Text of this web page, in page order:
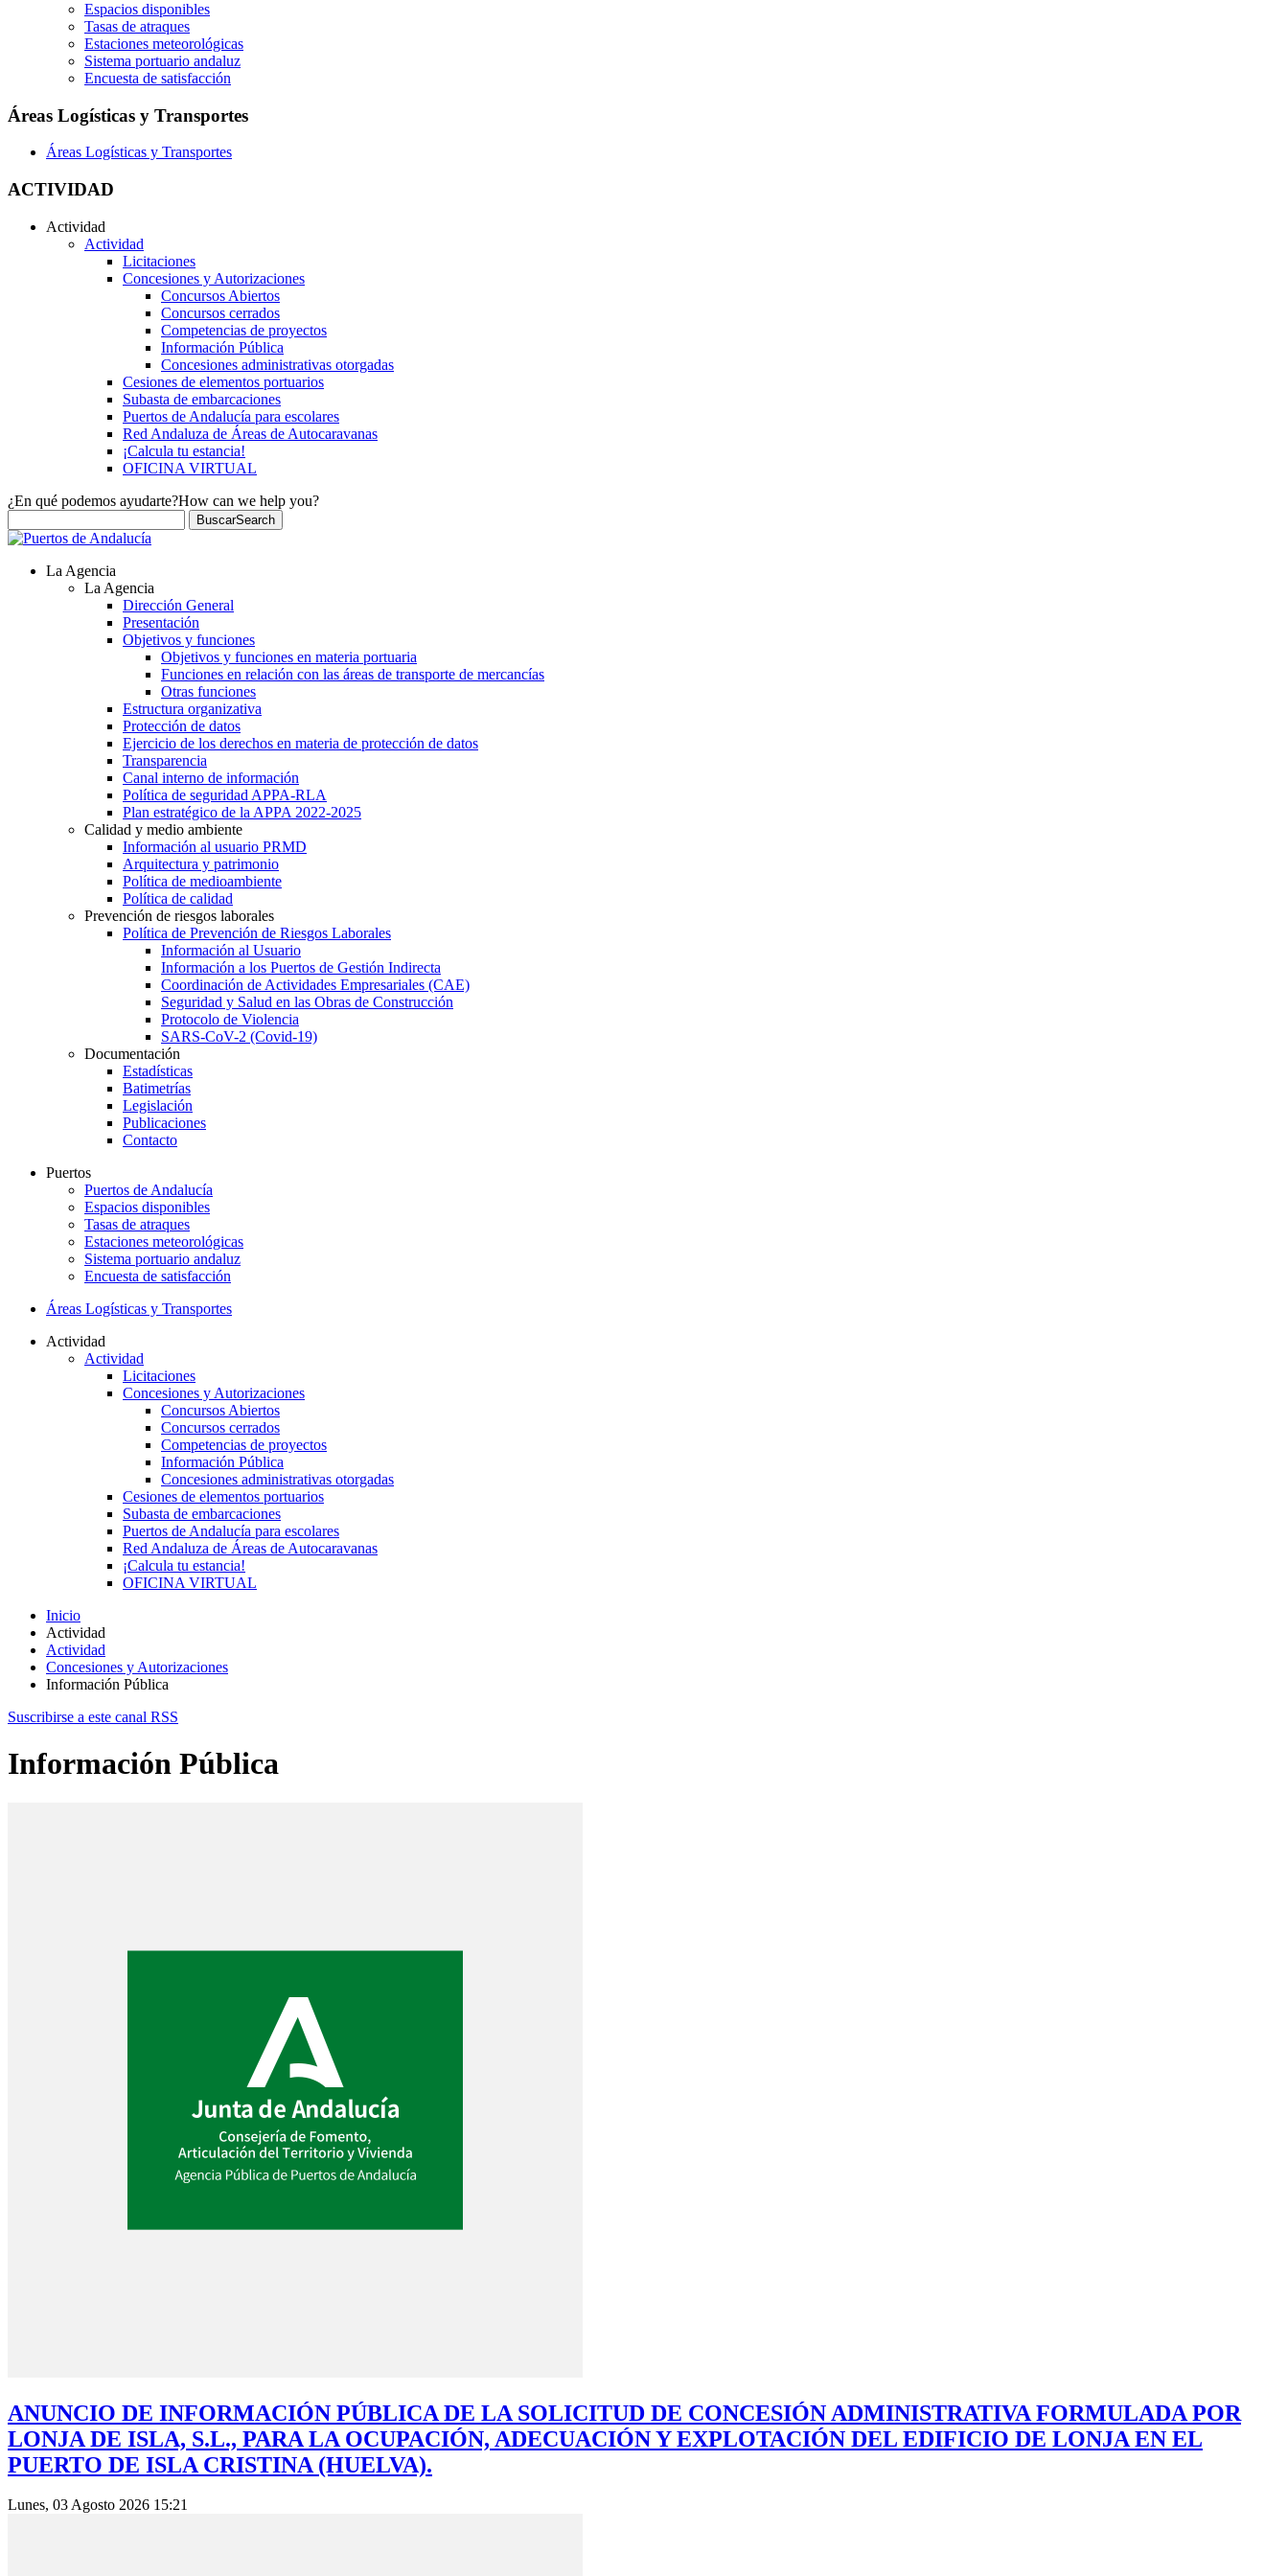
Espacios disponibles
Tasas de atraques
Estaciones meteorológicas
Sistema portuario andaluz
Encuesta de satisfacción
Áreas Logísticas y Transportes
Áreas Logísticas y Transportes
ACTIVIDAD
Actividad
Actividad
Licitaciones
Concesiones y Autorizaciones
Concursos Abiertos
Concursos cerrados
Competencias de proyectos
Información Pública
Concesiones administrativas otorgadas
Cesiones de elementos portuarios
Subasta de embarcaciones
Puertos de Andalucía para escolares
Red Andaluza de Áreas de Autocaravanas
¡Calcula tu estancia!
OFICINA VIRTUAL
¿En qué podemos ayudarte?How can we help you?
BuscarSearch
La Agencia
La Agencia
Dirección General
Presentación
Objetivos y funciones
Objetivos y funciones en materia portuaria
Funciones en relación con las áreas de transporte de mercancías
Otras funciones
Estructura organizativa
Protección de datos
Ejercicio de los derechos en materia de protección de datos
Transparencia
Canal interno de información
Política de seguridad APPA-RLA
Plan estratégico de la APPA 2022-2025
Calidad y medio ambiente
Información al usuario PRMD
Arquitectura y patrimonio
Política de medioambiente
Política de calidad
Prevención de riesgos laborales
Política de Prevención de Riesgos Laborales
Información al Usuario
Información a los Puertos de Gestión Indirecta
Coordinación de Actividades Empresariales (CAE)
Seguridad y Salud en las Obras de Construcción
Protocolo de Violencia
SARS-CoV-2 (Covid-19)
Documentación
Estadísticas
Batimetrías
Legislación
Publicaciones
Contacto
Puertos
Puertos de Andalucía
Espacios disponibles
Tasas de atraques
Estaciones meteorológicas
Sistema portuario andaluz
Encuesta de satisfacción
Áreas Logísticas y Transportes
Actividad
Actividad
Licitaciones
Concesiones y Autorizaciones
Concursos Abiertos
Concursos cerrados
Competencias de proyectos
Información Pública
Concesiones administrativas otorgadas
Cesiones de elementos portuarios
Subasta de embarcaciones
Puertos de Andalucía para escolares
Red Andaluza de Áreas de Autocaravanas
¡Calcula tu estancia!
OFICINA VIRTUAL
Inicio
Actividad
Actividad
Concesiones y Autorizaciones
Información Pública
Suscribirse a este canal RSS
Información Pública
ANUNCIO DE INFORMACIÓN PÚBLICA DE LA SOLICITUD DE CONCESIÓN ADMINISTRATIVA FORMULADA POR
LONJA DE ISLA, S.L., PARA LA OCUPACIÓN, ADECUACIÓN Y EXPLOTACIÓN DEL EDIFICIO DE LONJA EN EL
PUERTO DE ISLA CRISTINA (HUELVA).
Lunes, 03 Agosto 2026 15:21